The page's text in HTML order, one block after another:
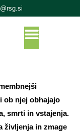
ob njej obhajajo
smrti in vstajenja.
življenja in zmage